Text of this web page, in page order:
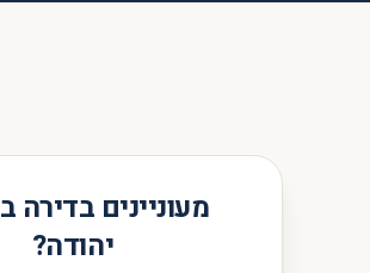
מעוניינים בדירה ב
יהודה?